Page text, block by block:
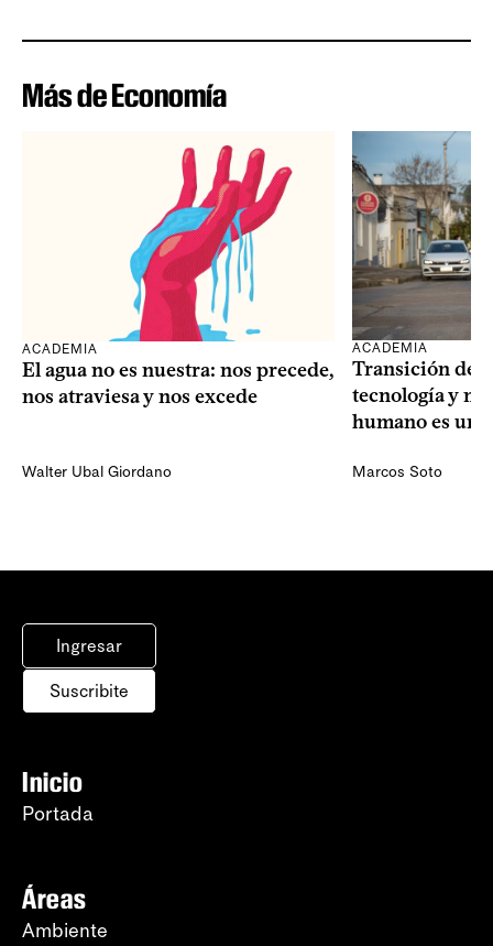
Más de Economía
ACADEMIA
El agua no es nuestra: nos precede,
nos atraviesa y nos excede
Walter Ubal Giordano
ACADEMIA
Transición
tecnología y
humano es
Marcos Soto
Ingresar
Suscribite
Inicio
Portada
Áreas
Ambiente